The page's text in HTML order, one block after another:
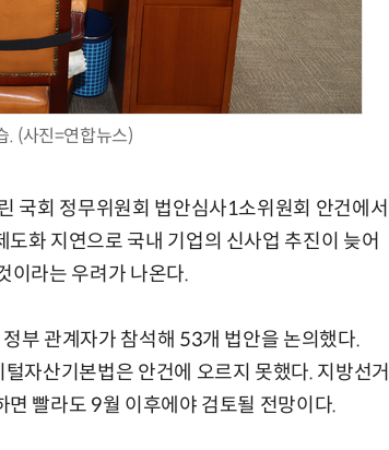
. (사진=연합뉴스)
국회 정무위원회 법안심사1소위원회 안건에서
화 지연으로 국내 기업의 신사업 추진이 늦어
이라는 우려가 나온다.
부 관계자가 참석해 53개 법안을 논의했다.
자산기본법은 안건에 오르지 못했다. 지방선거
빨라도 9월 이후에야 검토될 전망이다.
양자컴퓨팅 비즈니스·기술 입문 1-Day 워크샵 - 큐비트·양자 알고리듬·Qiskit 실습으로 이해하는 차세대